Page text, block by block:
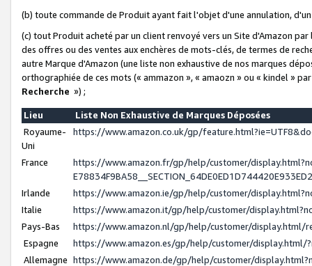
(b) toute commande de Produit ayant fait l'objet d'une annulation,
(c) tout Produit acheté par un client renvoyé vers un Site d'Amazon
des offres ou des ventes aux enchères de mots-clés, de termes de
autre Marque d'Amazon (une liste non exhaustive de nos marques
orthographiée de ces mots (« ammazon », « amaozn » ou « kindel »
Recherche ») ;
Lieu
Liste Non Exhaustive de Marques Déposées
Royaume-
Uni
https://www.amazon.co.uk/gp/
France
https://www.amazon.fr/gp/help/customer/
Irlande
https://www.amazon.ie/gp/help/customer/
Italie
https://www.amazon.it/gp/help/customer/
Pays-Bas
https://www.amazon.nl/gp/help/customer/display.html/
Espagne
https://www.amazon.es/gp/help/customer/display.html/
Allemagne https://www.amazon.de/gp/help/customer/